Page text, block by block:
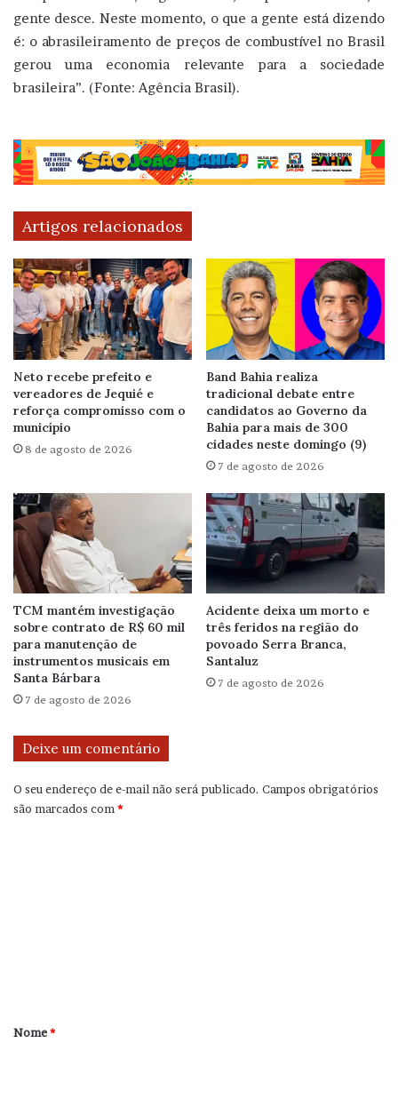
gente desce. Neste momento, o que a gente está dizendo
é: o abrasileiramento de preços de combustível no Brasil
gerou uma economia relevante para a sociedade
brasileira”. (Fonte: Agência Brasil).
Artigos relacionados
Neto recebe prefeito e
vereadores de Jequié e
reforça compromisso com o
município
8 de agosto de 2026
Band Bahia realiza
tradicional debate entre
candidatos ao Governo da
Bahia para mais de 300
cidades neste domingo (9)
7 de agosto de 2026
TCM mantém investigação
sobre contrato de R$ 60 mil
para manutenção de
instrumentos musicais em
Santa Bárbara
7 de agosto de 2026
Acidente deixa um morto e
três feridos na região do
povoado Serra Branca,
Santaluz
7 de agosto de 2026
Deixe um comentário
O seu endereço de e-mail não será publicado. Campos obrigatórios
são marcados com *
r
Nome*